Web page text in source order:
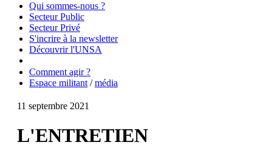
Qui sommes-nous ?
Secteur Public
Secteur Privé
S'incrire à la newsletter
Découvrir l'UNSA
Comment agir ?
Espace militant /média
11 septembre 2021
L'ENTRETIEN